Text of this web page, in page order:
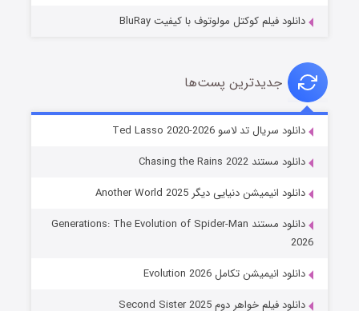
خاندان اژدها فصل ۳
دانلود فیلم کوکتل مولوتوف با کیفیت BluRay
جدیدترین پست‌ها
دانلود سریال تد لاسو Ted Lasso 2020-2026
دانلود مستند Chasing the Rains 2022
دانلود انیمیشن دنیایی دیگر Another World 2025
دانلود مستند Generations: The Evolution of Spider-Man
2026
دانلود انیمیشن تکامل Evolution 2026
دانلود فیلم خواهر دوم Second Sister 2025